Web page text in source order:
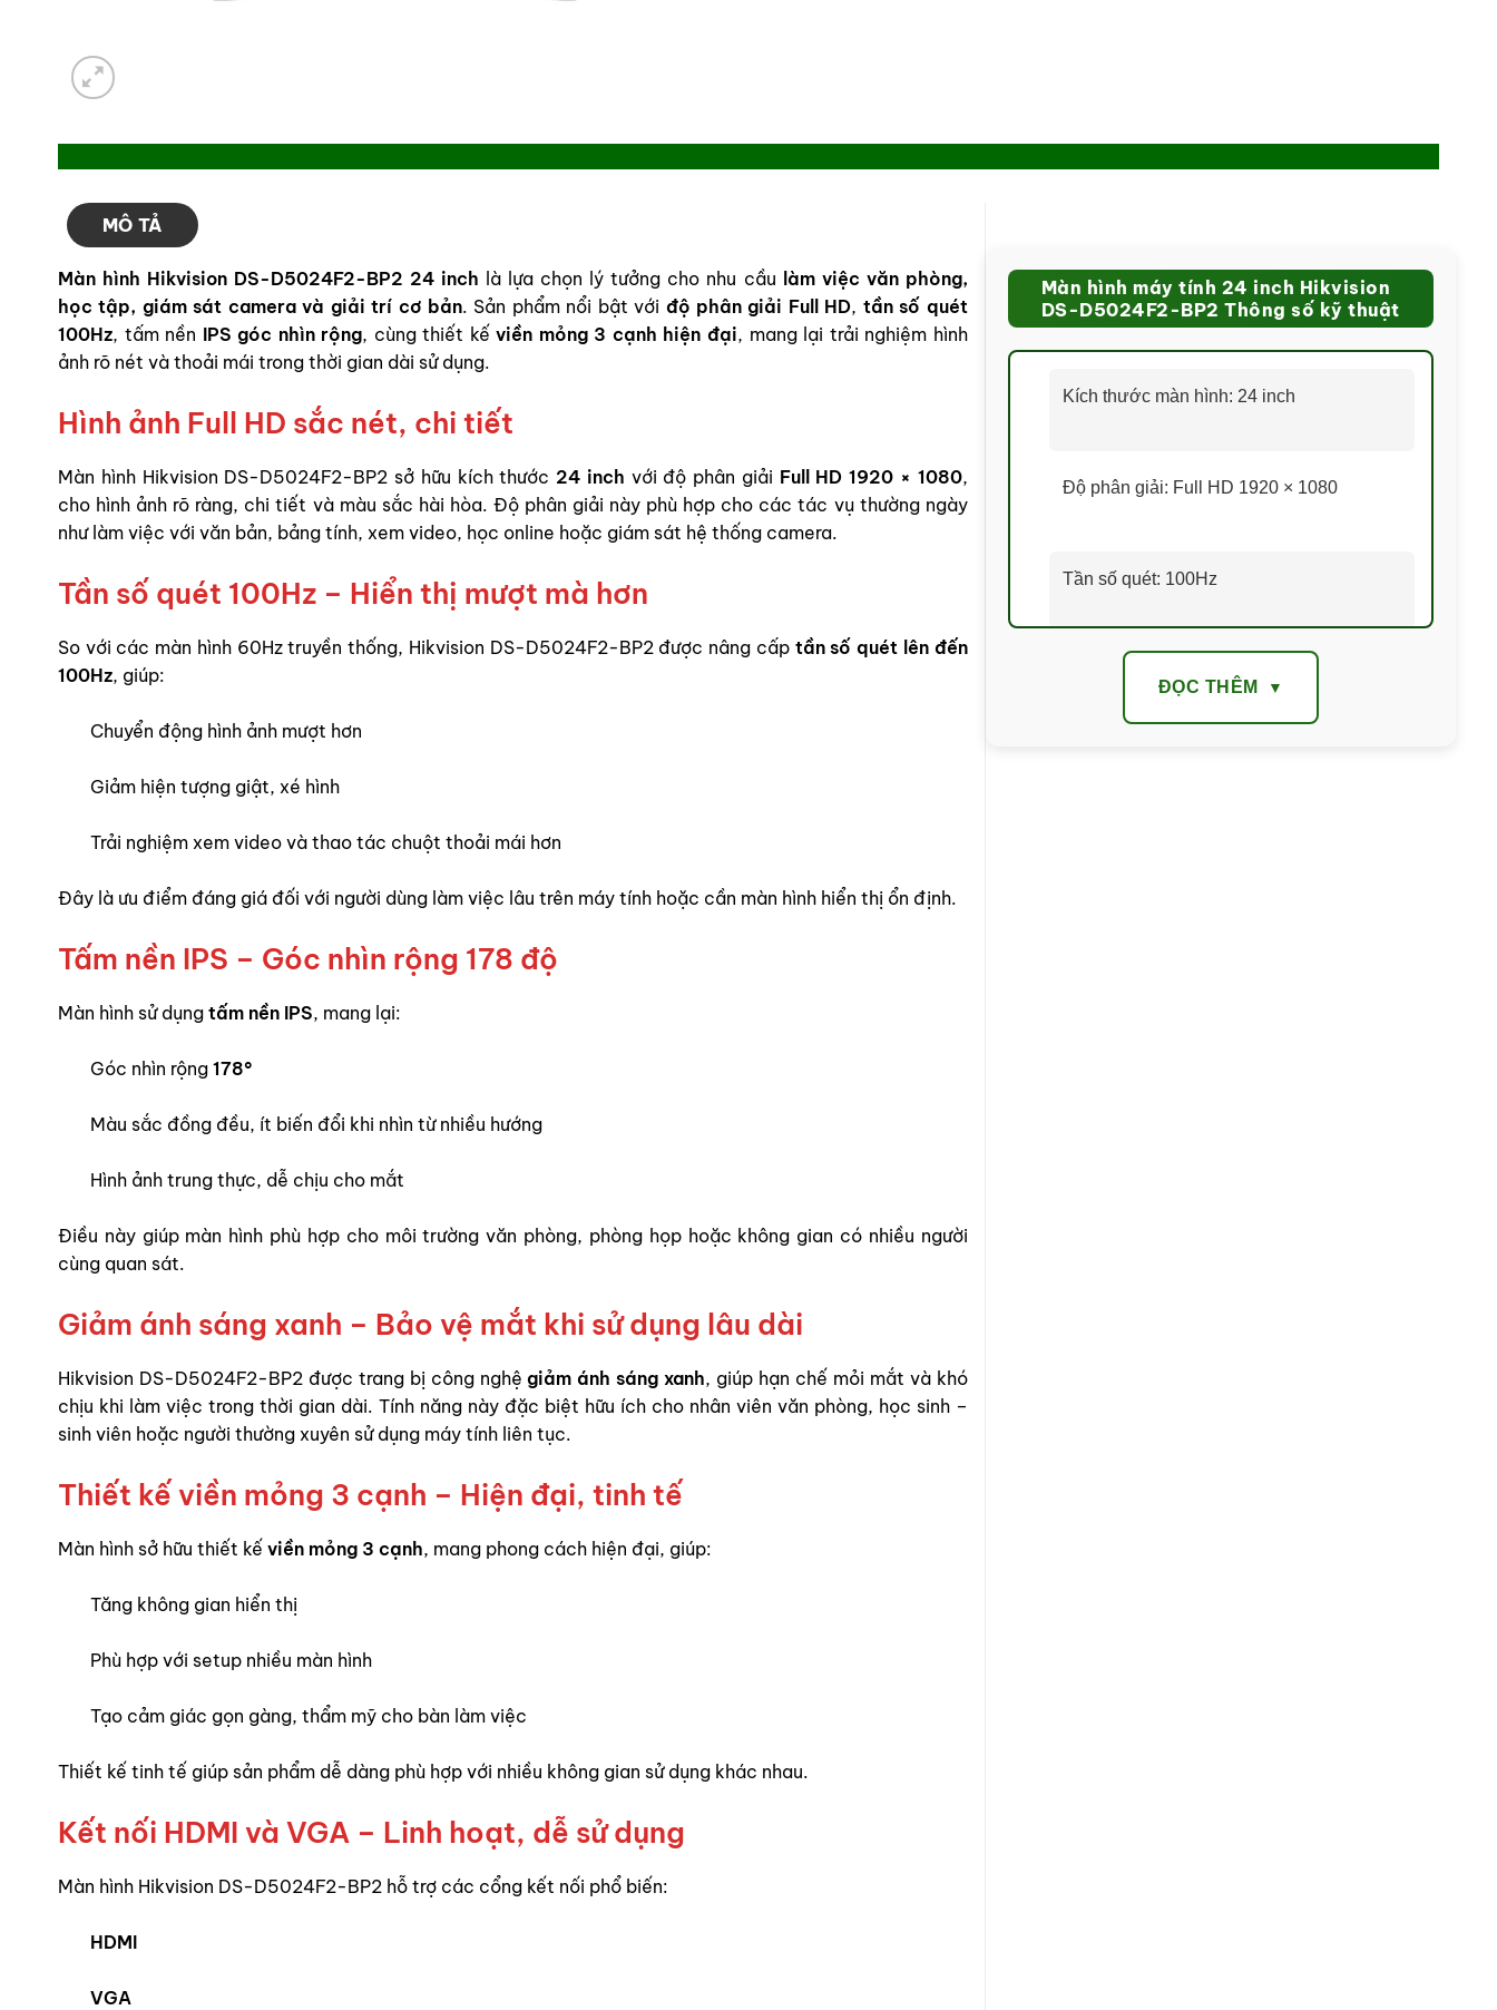
MÔ TẢ
Màn hình Hikvision DS-D5024F2-BP2 24 inch là lựa chọn lý tưởng cho nhu cầu làm việc văn phòng,
học tập, giám sát camera và giải trí cơ bản. Sản phẩm nổi bật với độ phân giải Full HD, tần số quét
100Hz, tấm nền IPS góc nhìn rộng, cùng thiết kếviền mỏng 3 cạnh hiện đại, mang lại trải nghiệm hình
ảnh rõ nét và thoải mái trong thời gian dài sử dụng.
Hình ảnh Full HD sắc nét, chi tiết
Màn hình Hikvision DS-D5024F2-BP2 sở hữu kích thước 24 inch với độ phân giải Full HD 1920 × 1080,
cho hình ảnh rõ ràng, chi tiết và màu sắc hài hòa. Độ phân giải này phù hợp cho các tác vụ thường ngày
như làm việc với văn bản, bảng tính, xem video, học online hoặc giám sát hệ thống camera.
Tần số quét 100Hz – Hiển thị mượt mà hơn
So với các màn hình 60Hz truyền thống, Hikvision DS-D5024F2-BP2 được nâng cấp tần số quét lên đến
100Hz, giúp:
Chuyển động hình ảnh mượt hơn
Giảm hiện tượng giật, xé hình
Trải nghiệm xem video và thao tác chuột thoải mái hơn
Đây là ưu điểm đáng giá đối với người dùng làm việc lâu trên máy tính hoặc cần màn hình hiển thị ổn định.
Tấm nền IPS – Góc nhìn rộng 178 độ
Màn hình sử dụng tấm nền IPS, mang lại:
Góc nhìn rộng 178°
Màu sắc đồng đều, ít biến đổi khi nhìn từ nhiều hướng
Hình ảnh trung thực, dễ chịu cho mắt
Điều này giúp màn hình phù hợp cho môi trường văn phòng, phòng họp hoặc không gian có nhiều người
cùng quan sát.
Giảm ánh sáng xanh – Bảo vệ mắt khi sử dụng lâu dài
Hikvision DS-D5024F2-BP2 được trang bị công nghệgiảm ánh sáng xanh, giúp hạn chế mỏi mắt và khó
chịu khi làm việc trong thời gian dài. Tính năng này đặc biệt hữu ích cho nhân viên văn phòng, học sinh –
sinh viên hoặc người thường xuyên sử dụng máy tính liên tục.
Thiết kế viền mỏng 3 cạnh – Hiện đại, tinh tế
Màn hình sở hữu thiết kế viền mỏng 3 cạnh, mang phong cách hiện đại, giúp:
Tăng không gian hiển thị
Phù hợp với setup nhiều màn hình
Tạo cảm giác gọn gàng, thẩm mỹ cho bàn làm việc
Thiết kế tinh tế giúp sản phẩm dễ dàng phù hợp với nhiều không gian sử dụng khác nhau.
Kết nối HDMI và VGA – Linh hoạt, dễ sử dụng
Màn hình Hikvision DS-D5024F2-BP2 hỗ trợ các cổng kết nối phổ biến:
HDMI
VGA
Màn hình máy tính 24 inch Hikvision
DS-D5024F2-BP2 Thông số kỹ thuật
Kích thước màn hình: 24 inch
Độ phân giải: Full HD 1920 × 1080
Tần số quét: 100Hz
ĐỌC THÊM